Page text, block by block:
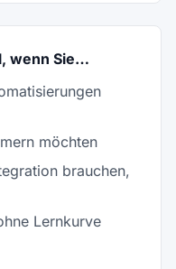
wenn Sie…
möchten
brauchen,
Lernkurve